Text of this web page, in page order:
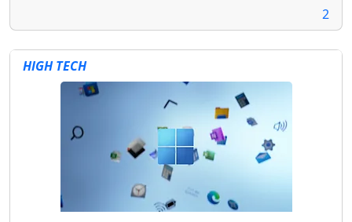
2
HIGH TECH